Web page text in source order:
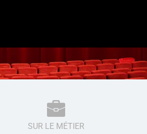
SUR LE MÉTIER